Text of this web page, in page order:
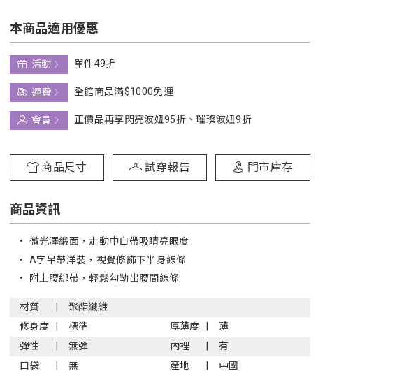
本商品適用優惠
活動
單件49折
運費
全館商品滿$1000免運
會員
正價品再享閃亮波妞95折、璀璨波妞9折
商品尺寸 試穿報告 門市庫存
商品資訊
• 微光澤緞面，走動中自帶吸睛亮眼度
• A字吊帶洋裝，視覺修飾下半身線條
• 附上腰綁帶，輕鬆勾勒出腰間線條
材質
聚酯纖維
修身度
標準 厚薄度
薄
彈性
無彈 內裡
有
口袋
無 產地 中國